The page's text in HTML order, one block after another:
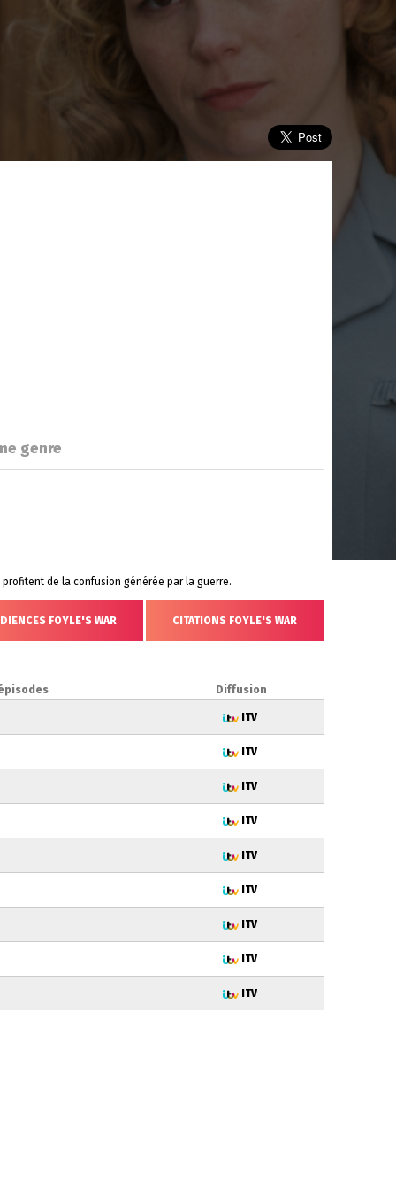
genre
de la confusion générée par la guerre.
FOYLE'S WAR CITATIONS FOYLE'S WAR
Diffusion
ITV
ITV
ITV
ITV
ITV
ITV
ITV
ITV
ITV